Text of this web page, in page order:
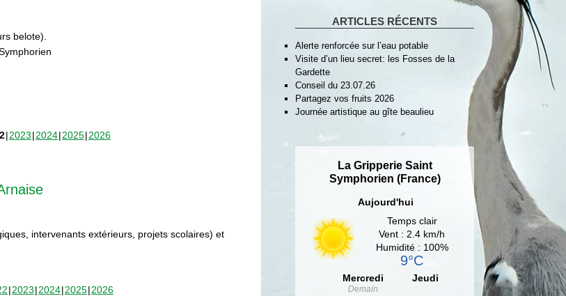
belote).
2023 2024 2025 2026
intervenants extérieurs, projets scolaires) et
2023 2024 2025 2026
ARTICLES RÉCENTS
Alerte renforcée sur l’eau potable
Visite d’un lieu secret: les Fosses de la
Gardette
Conseil du 23.07.26
Partagez vos fruits 2026
Journée artistique au gîte beaulieu
La Gripperie Saint
Symphorien (France)
Aujourd'hui
Temps clair
Vent : 2.4 km/h
Humidité : 100%
9°C
Mercredi
Demain
Jeudi